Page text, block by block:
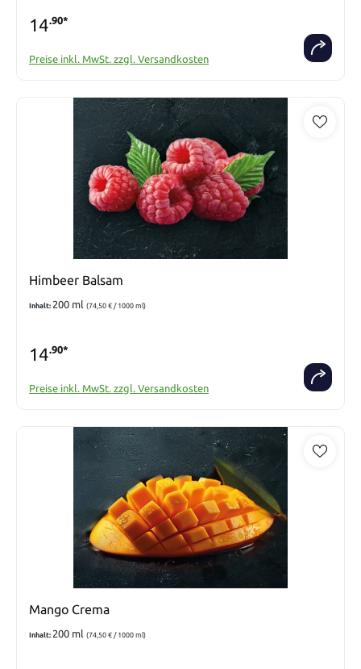
14.90*
Preise inkl. MwSt. zzgl. Versandkosten
Himbeer Balsam
Inhalt: 200 ml (74,50 € / 1000 ml)
14.90*
Preise inkl. MwSt. zzgl. Versandkosten
Mango Crema
Inhalt: 200 ml (74,50 € / 1000 ml)